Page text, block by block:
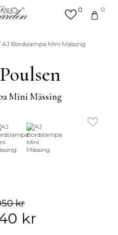
0 0
eller
AJ Bordslampa Mini Mässing
Mini Mässing
kr
kr